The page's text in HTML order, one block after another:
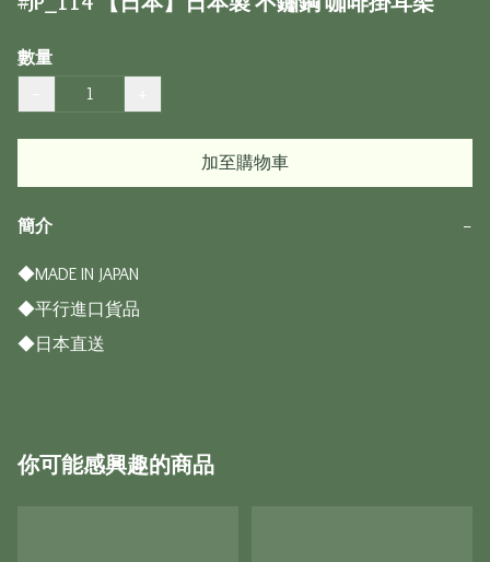
數量
加至購物車
簡介 −
◆MADE IN JAPAN
◆平行進口貨品
◆日本直送
你可能感興趣的商品